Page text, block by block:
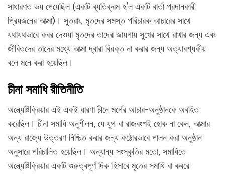
সাধারণত ভয় পেয়েছিল (একটি ব্যতিক্রম হ'ল একটি বার্তা প্রদানকারী
প্রিয়জনের আত্মা)। সুতরাং, মৃতদের সমস্ত পরিচারক আচারের সাথে
যথাযথভাবে কবর দেওয়া মৃতদের তাদের জায়গায় সুখের সাথে রাখার জন্য এবং
জীবিতদের তাদের মধ্যে আত্মা দ্বারা বিরক্ত না করার জন্য অত্যাবশ্যকীয়
বলে মনে করা হয়েছিল।
চীনা সমাধি রীতিনীতি
অন্ত্যেষ্টিক্রিয়ার এই একই ধারণা চীনে মর্গের আচার-অনুষ্ঠানকে অবহিত
করেছিল। চীনা সমাধি অনুশীলন, যে যুগ বা রাজবংশই হোক না কেন, আত্মার
অন্য রাজ্যে উত্তরণ নিশ্চিত করার জন্য কঠোরভাবে পালন করা অনুষ্ঠান
অনুসারে পরিচালিত হয়েছিল। অন্যান্য সংস্কৃতির মতো, সমাধিতে
অন্ত্যেষ্টিক্রিয়ার একটি গুরুত্বপূর্ণ দিক হিসাবে মৃতের সমাধি বা কবরে